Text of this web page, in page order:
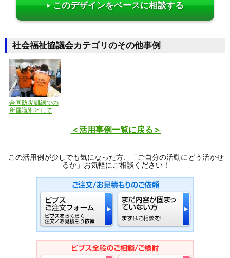
このデザインをベースに相談する
社会福祉協議会カテゴリのその他事例
合同防災訓練での
所属識別として
＜活用事例一覧に戻る＞
この活用例が少しでも気になった方、「ご自分の活動にどう活かせ
るか」お気軽にご相談ください！